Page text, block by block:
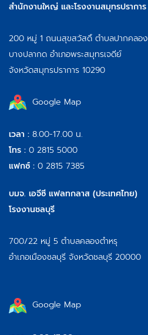
สำนักงานใหญ่ และโรงงานสมุทรปราการ
200 หมู่ 1 ถนนสุขสวัสดิ์ ตำบลปากคลอง
บางปลากด อำเภอพระสมุทรเจดีย์
จังหวัดสมุทรปราการ 10290
Google Map
เวลา : 8.00-17.00 น.
โทร : 0 2815 5000
แฟกซ์ : 0 2815 7385
บมจ. เอจีซี แฟลทกลาส (ประเทศไทย)
โรงงานชลบุรี
700/22 หมู่ 5 ตำบลคลองตำหรุ
อำเภอเมืองชลบุรี จังหวัดชลบุรี 20000
Google Map